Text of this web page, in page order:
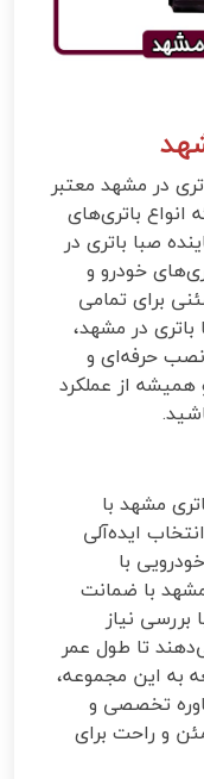
در مشهد معتبر
انواع باتری‌های
صبا باتری در
خودرو و
برای تمامی
باتری در مشهد،
حرفه‌ای و
از عملکرد
مشهد با
ایده‌آلی
با
مشهد با ضمانت
بررسی نیاز
تا طول عمر
به این مجموعه،
تخصصی و
و راحت برای